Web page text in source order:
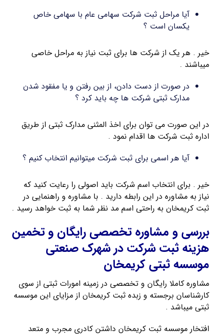
آیا مراحل ثبت شرکت سهامی عام با سهامی خاص
یکسان است ؟
خیر . هر یک از شرکت ها برای ثبت نیاز به مراحل خاصی
میباشند .
در صورت از دست دادن، از بین رفتن و یا مفقود شدن
مدارک ثبتی شرکت ها چه باید کرد ؟
در این صورت می توان برای اخذ المثنی مدارک ثبتی از طریق
اداره ثبت شرکت ها اقدام نمود .
آیا هر اسمی برای ثبت شرکت میتوانیم انتخاب کنیم ؟
خیر . برای انتخاب اسم شرکت باید اصولی را رعایت کنید که
نیاز به مشاوره در این رابطه دارید . با مشاوره و راهنمایی در
ثبت کریمخان به راحتی اسم مد نظر شما به ثبت خواهد رسید .
بررسی و مشاوره تخصصی رایگان و تخمین
هزینه ثبت شرکت در شهرک صنعتی
موسسه ثبتی کریمخان
مشاوره کاملا رایگان و تخصصی در زمینه امورات ثبتی از سوی
کارشناسان برجسته و زبده ثبت کریمخان از مزایای این موسسه
ثبتی میباشد .
افتخار موسسه ثبت کریمخان داشتن کادری مجرب و متعد